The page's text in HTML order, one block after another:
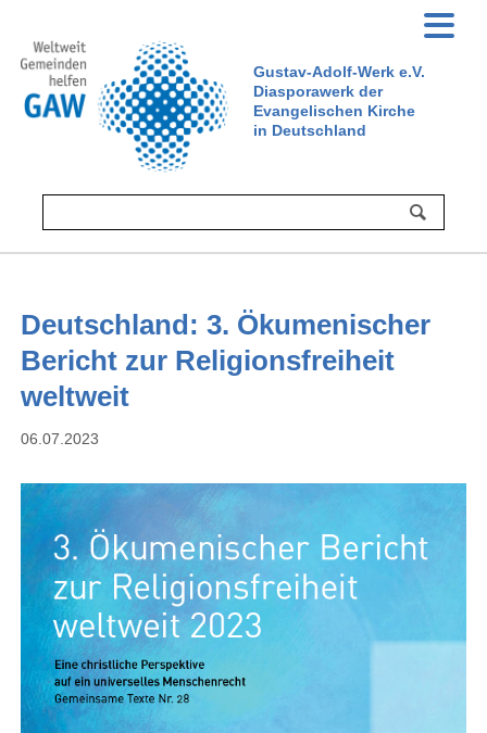
Gustav-Adolf-Werk e.V.
Diasporawerk der
Evangelischen Kirche
in Deutschland
Deutschland: 3. Ökumenischer
Bericht zur Religionsfreiheit
weltweit
06.07.2023